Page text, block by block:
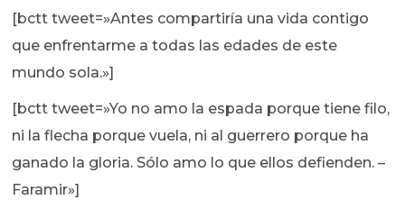
[bctt tweet=»Antes compartiría una vida contigo
que enfrentarme a todas las edades de este
mundo sola.»]
[bctt tweet=»Yo no amo la espada porque tiene filo,
ni la flecha porque vuela, ni al guerrero porque ha
ganado la gloria. Sólo amo lo que ellos defienden. –
Faramir»]